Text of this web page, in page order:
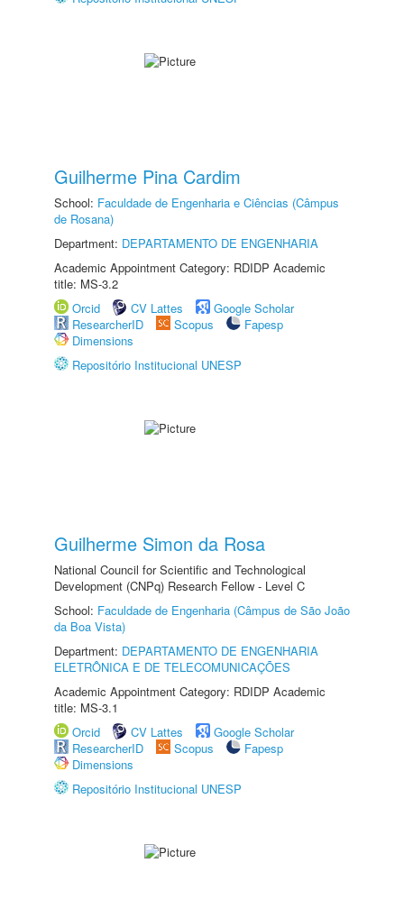
Guilherme Pina Cardim
School: Faculdade de Engenharia e Ciências (Câmpus
de Rosana)
Department: DEPARTAMENTO DE ENGENHARIA
Academic Appointment Category: RDIDP Academic
title: MS-3.2
Orcid
CV Lattes
Google Scholar
ResearcherID
Scopus
Fapesp
Dimensions
Repositório Institucional UNESP
Guilherme Simon da Rosa
National Council for Scientific and Technological
Development (CNPq) Research Fellow - Level C
School: Faculdade de Engenharia (Câmpus de São João
da Boa Vista)
Department: DEPARTAMENTO DE ENGENHARIA
ELETRÔNICA E DE TELECOMUNICAÇÕES
Academic Appointment Category: RDIDP Academic
title: MS-3.1
Orcid
CV Lattes
Google Scholar
ResearcherID
Scopus
Fapesp
Dimensions
Repositório Institucional UNESP